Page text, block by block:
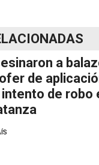
a
de
intento de robo